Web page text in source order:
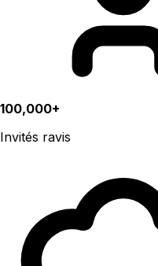
100,000+
Invités ravis